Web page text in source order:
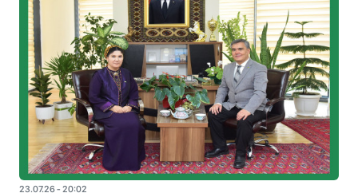
23.07.26 - 20:02